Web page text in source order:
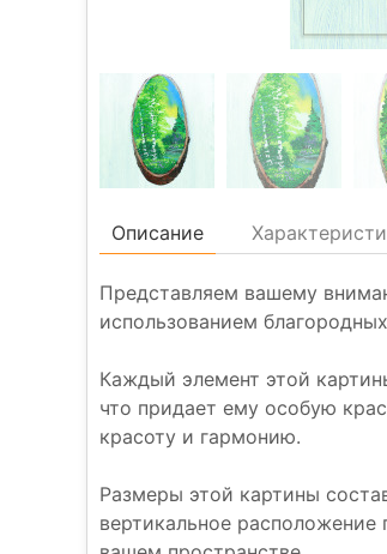
Описание
Представляем вашему
использованием
Каждый элемент этой
что придает ему особую
красоту и гармонию.
Размеры этой картины
вертикальное